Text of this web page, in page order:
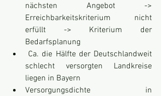
nächsten Angebot ->
Erreichbarkeitskriterium nicht
erfüllt -> Kriterium der
Bedarfsplanung
Ca. die Hälfte der Deutschlandweit
schlecht versorgten Landkreise
liegen in Bayern
Versorgungsdichte in